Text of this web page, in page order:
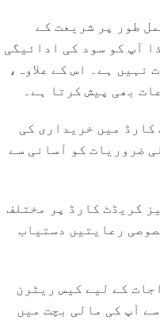
طور پر شریعت کے
آپ کو سود کی ادائیگی
ہے۔ اس کے علاوہ،
بھی پیش کرتا ہے۔
میں خریداری کی
ضروریات کو آسانی سے
کریڈٹ کارڈ پر مختلف
رعایتیں دستیاب
کے لیے کیس ریٹرن
آپ کی مالی بچت میں